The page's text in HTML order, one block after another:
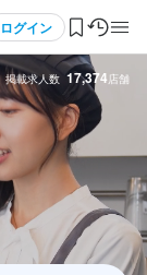
ログイン
掲載求人数 17,374店舗